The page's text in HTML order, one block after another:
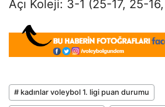
Açı Koleji: 3-1 (25-17, 25-
# kadınlar voleybol 1. ligi puan durumu